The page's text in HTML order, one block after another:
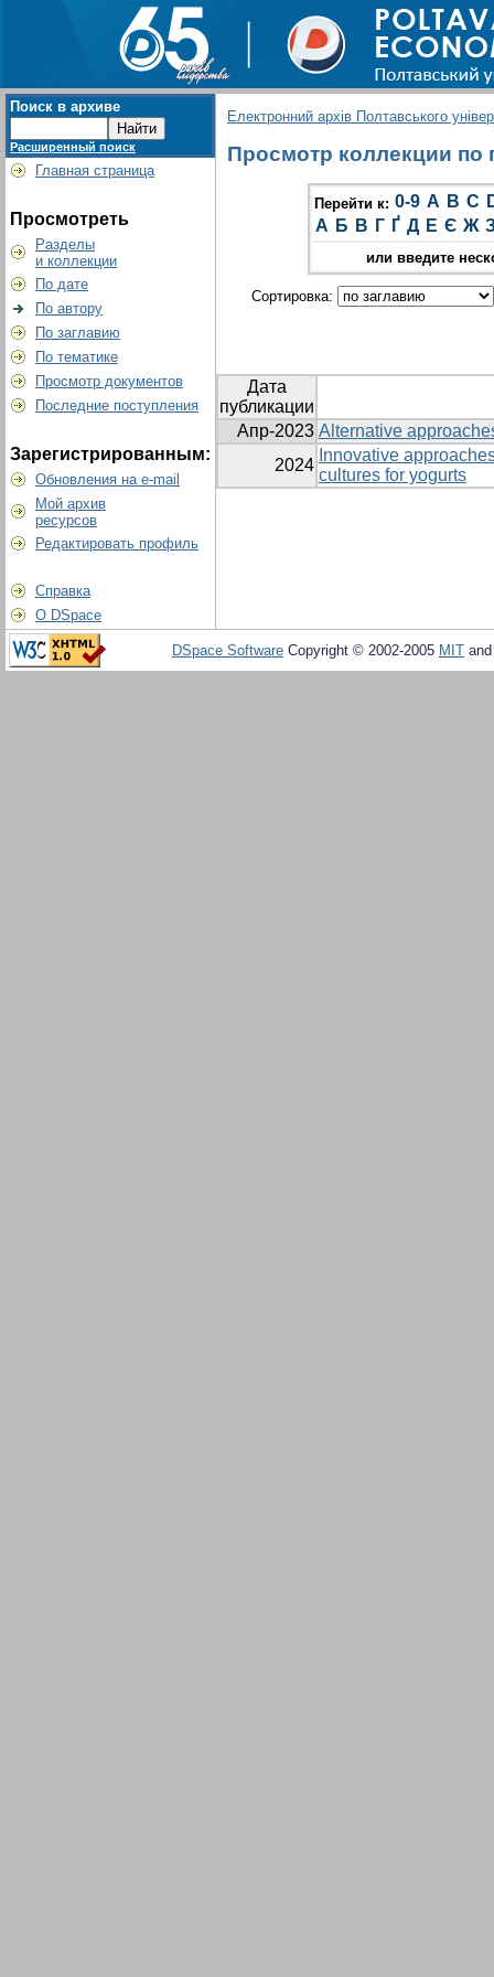
Поиск в архиве
Расширенный поиск
Главная страница
Просмотреть
Разделы
и коллекции
По дате
По автору
По заглавию
По тематике
Просмотр документов
Последние поступления
Зарегистрированным:
Обновления на e-mail
Мой архив
ресурсов
Редактировать профиль
Справка
О DSpace
Електронний архів Полтавського
Просмотр коллекции по
Перейти к: 0-9 A B C
А Б В Г Ґ Д Е Є Ж
или введите
Сортировка:
Дата
публикации
Апр-2023 Alternative
2024
Innovative
cultures for yogurts
DSpace Software Copyright © 2002-2005 MIT